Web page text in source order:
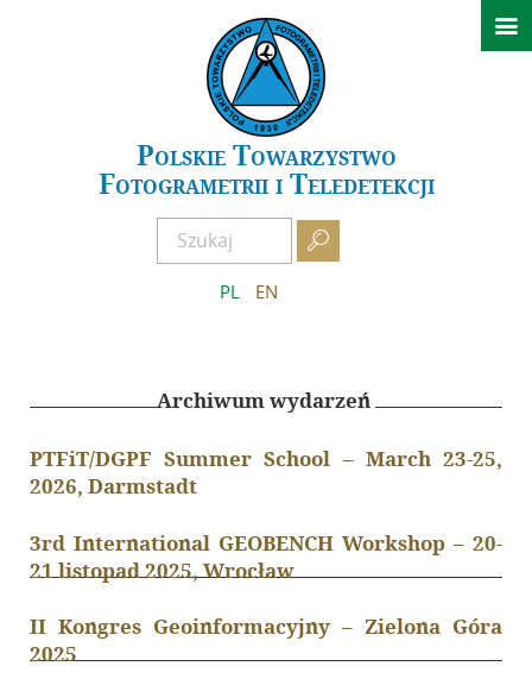
Polskie Towarzystwo
Fotogrametrii i Teledetekcji

PL EN

Aktualności
Konferencje
GeoSpatial Week ISPRS 2027 Warszawa
XXIV Sympozjum Kielce 2026
Archiwum wydarzeń
O PTFiT
Poprzednie Zarządy
Zostań członkiem
O Archiwum
Redakcja
Archiwum wydarzeń
PTFiT/DGPF Summer School – March 23-25,
2026, Darmstadt
3rd International GEOBENCH Workshop – 20-
21 listopad 2025, Wrocław
II Kongres Geoinformacyjny – Zielona Góra
2025